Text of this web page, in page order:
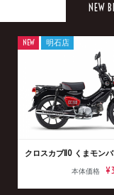
NEW
クロスカブ110 くまモン
本体価格
NEW 明石店